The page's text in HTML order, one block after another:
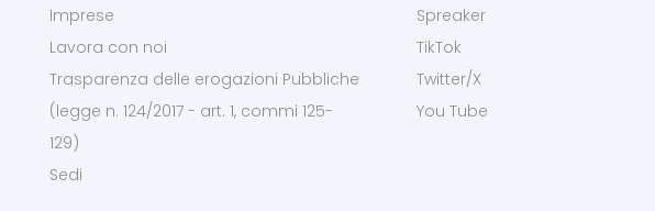
Imprese
Lavora con noi
Trasparenza delle erogazioni Pubbliche
(legge n. 124/2017 - art. 1, commi 125-
129)
Sedi
Spreaker
TikTok
Twitter/X
You Tube